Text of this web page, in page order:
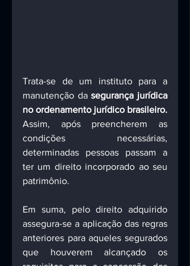
Trata-se de um instituto para a
manutenção da segurança jurídica
no ordenamento jurídico brasileiro.
Assim, após preencherem as
condições necessárias,
determinadas pessoas passam a
ter um direito incorporado ao seu
patrimônio.
Em suma, pelo direito adquirido
assegura-se a aplicação das regras
anteriores para aqueles segurados
que houverem alcançado os